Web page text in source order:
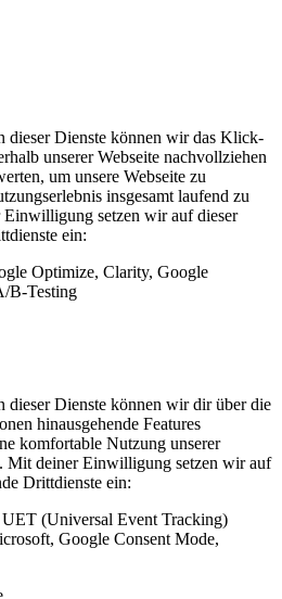
dieser Dienste können wir das Klick-
unserer Webseite nachvollziehen
um unsere Webseite zu
insgesamt laufend zu
Einwilligung setzen wir auf dieser
ein:
Optimize, Clarity, Google
B-Testing
dieser Dienste können wir dir über die
hinausgehende Features
komfortable Nutzung unserer
Mit deiner Einwilligung setzen wir auf
Drittdienste ein:
(Universal Event Tracking)
Google Consent Mode,